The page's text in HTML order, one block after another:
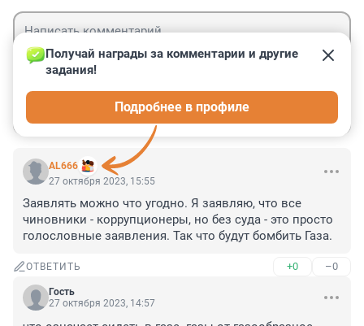
AL666
Получай награды за комментарии и другие
задания!
Подробнее в профиле
27 октября 2023, 15:55
Заявлять можно что угодно. Я заявляю, что все
чиновники - коррупционеры, но без суда - это просто
голословные заявления. Так что будут бомбить Газа.
ОТВЕТИТЬ +0 –0
Гость
27 октября 2023, 14:57